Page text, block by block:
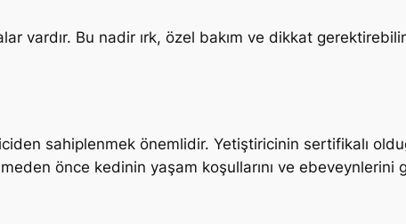
vardır. Bu nadir ırk, özel bakım ve dikkat
sahiplenmek önemlidir. Yetiştiricinin sertifikalı
önce kedinin yaşam koşullarını ve ebeveynlerini